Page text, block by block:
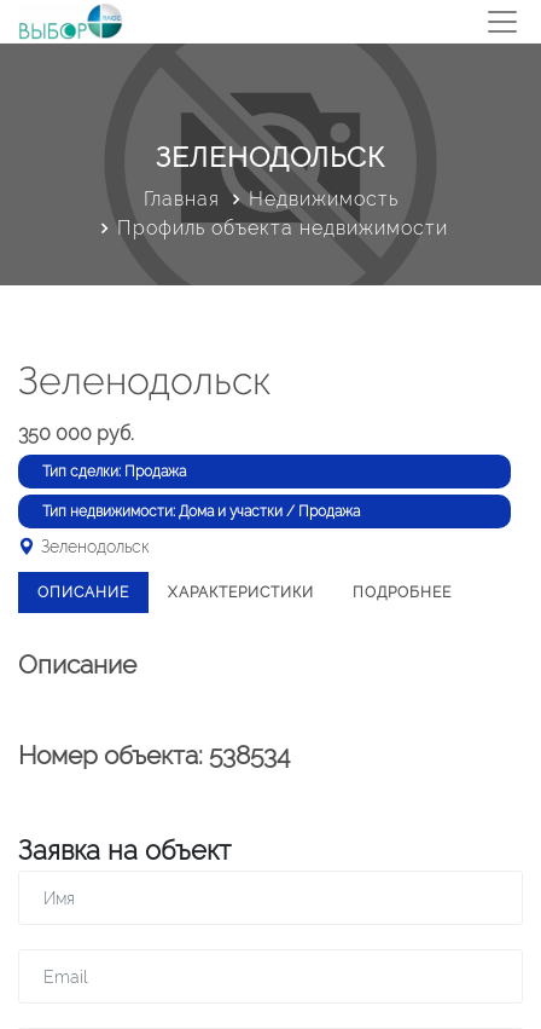
ЗЕЛЕНОДОЛЬСК
Главная
Недвижимость
Профиль объекта недвижимости
Зеленодольск
350 000 руб.
Тип сделки: Продажа
Тип недвижимости: Дома и участки / Продажа
Зеленодольск
ОПИСАНИЕ ХАРАКТЕРИСТИКИ ПОДРОБНЕЕ
Описание
Номер объекта: 538534
Заявка на объект